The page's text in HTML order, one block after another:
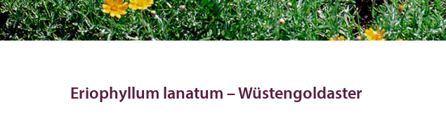
Eriophyllum lanatum – Wüstengoldaster